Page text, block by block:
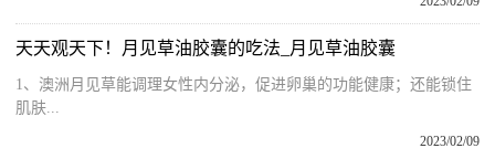
天天观天下！月见草油胶囊的吃法_月见草油胶囊
1、澳洲月见草能调理女性内分泌，促进卵巢的功能健康；还能锁住
肌肤...
2023/02/09